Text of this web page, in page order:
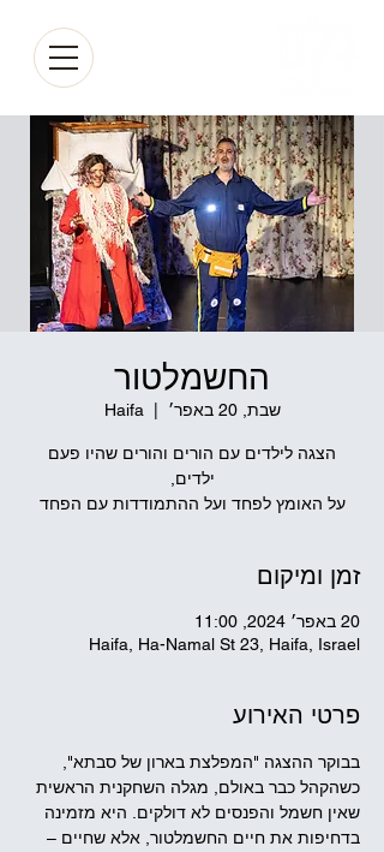
החשמלטור
שבת, 20 באפר׳ Haifa
הצגה לילדים עם הורים והורים שהיו פעם
על האומץ לפחד ועל ההתמודדות עם הפחד
זמן ומיקום
20 באפר׳ 2024, 11:00
Haifa, Ha-Namal St 23, Haifa, Israel
פרטי האירוע
בבוקר ההצגה "המפלצת בארון של סבתא",
כשהקהל כבר באולם, מגלה השחקנית הראשית
שאין חשמל והפנסים לא דולקים. היא מזמינה
בדחיפות את חיים החשמלטור, אלא שחיים –